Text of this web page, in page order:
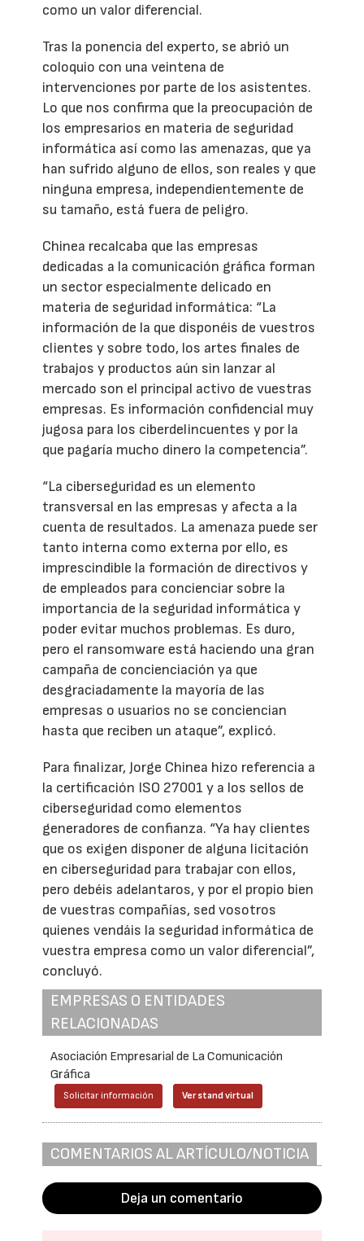
como un valor diferencial.
Tras la ponencia del experto, se abrió un
coloquio con una veintena de
intervenciones por parte de los asistentes.
Lo que nos confirma que la preocupación de
los empresarios en materia de seguridad
informática así como las amenazas, que ya
han sufrido alguno de ellos, son reales y que
ninguna empresa, independientemente de
su tamaño, está fuera de peligro.
Chinea recalcaba que las empresas
dedicadas a la comunicación gráfica forman
un sector especialmente delicado en
materia de seguridad informática: “La
información de la que disponéis de vuestros
clientes y sobre todo, los artes finales de
trabajos y productos aún sin lanzar al
mercado son el principal activo de vuestras
empresas. Es información confidencial muy
jugosa para los ciberdelincuentes y por la
que pagaría mucho dinero la competencia”.
“La ciberseguridad es un elemento
transversal en las empresas y afecta a la
cuenta de resultados. La amenaza puede ser
tanto interna como externa por ello, es
imprescindible la formación de directivos y
de empleados para concienciar sobre la
importancia de la seguridad informática y
poder evitar muchos problemas. Es duro,
pero el ransomware está haciendo una gran
campaña de concienciación ya que
desgraciadamente la mayoría de las
empresas o usuarios no se conciencian
hasta que reciben un ataque”, explicó.
Para finalizar, Jorge Chinea hizo referencia a
la certificación ISO 27001 y a los sellos de
ciberseguridad como elementos
generadores de confianza. “Ya hay clientes
que os exigen disponer de alguna licitación
en ciberseguridad para trabajar con ellos,
pero debéis adelantaros, y por el propio bien
de vuestras compañías, sed vosotros
quienes vendáis la seguridad informática de
vuestra empresa como un valor diferencial”,
concluyó.
EMPRESAS O ENTIDADES
RELACIONADAS
Asociación Empresarial de La Comunicación
Gráfica
Solicitar información Ver stand virtual
COMENTARIOS AL ARTÍCULO/NOTICIA
Deja un comentario